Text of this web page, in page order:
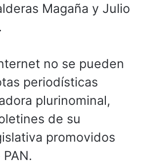
Magaña y Julio
no se pueden
periodísticas
plurinominal,
de su
promovidos